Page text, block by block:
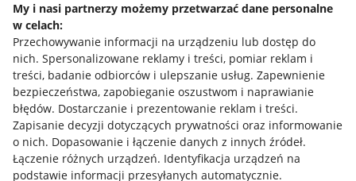
My i nasi partnerzy możemy przetwarzać dane personalne
w celach:
Przechowywanie informacji na urządzeniu lub dostęp do
nich. Spersonalizowane reklamy i treści, pomiar reklam i
treści, badanie odbiorców i ulepszanie usług. Zapewnienie
bezpieczeństwa, zapobieganie oszustwom i naprawianie
błędów. Dostarczanie i prezentowanie reklam i treści.
Zapisanie decyzji dotyczących prywatności oraz informowanie
o nich. Dopasowanie i łączenie danych z innych źródeł.
Łączenie różnych urządzeń. Identyfikacja urządzeń na
podstawie informacji przesyłanych automatycznie.
Mapa miejscowości
Informacje prawne
Regulamin
Polityka plików "cookies"
Ustawienia plików "cookies"
Udostępnianie lokalizacji